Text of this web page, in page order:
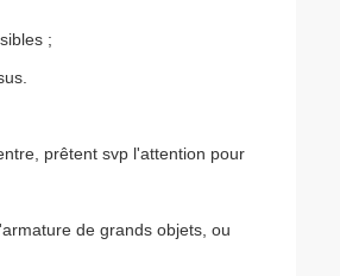
;
prêtent svp l'attention pour
de grands objets, ou